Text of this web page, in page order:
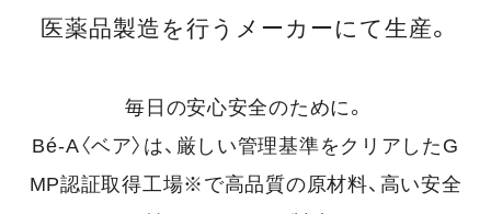
医薬品製造を行うメーカーにて生産。
毎日の安心安全のために。
Bé-A〈ベア〉は、厳しい管理基準をクリアしたG
MP認証取得工場※で高品質の原材料、高い安全